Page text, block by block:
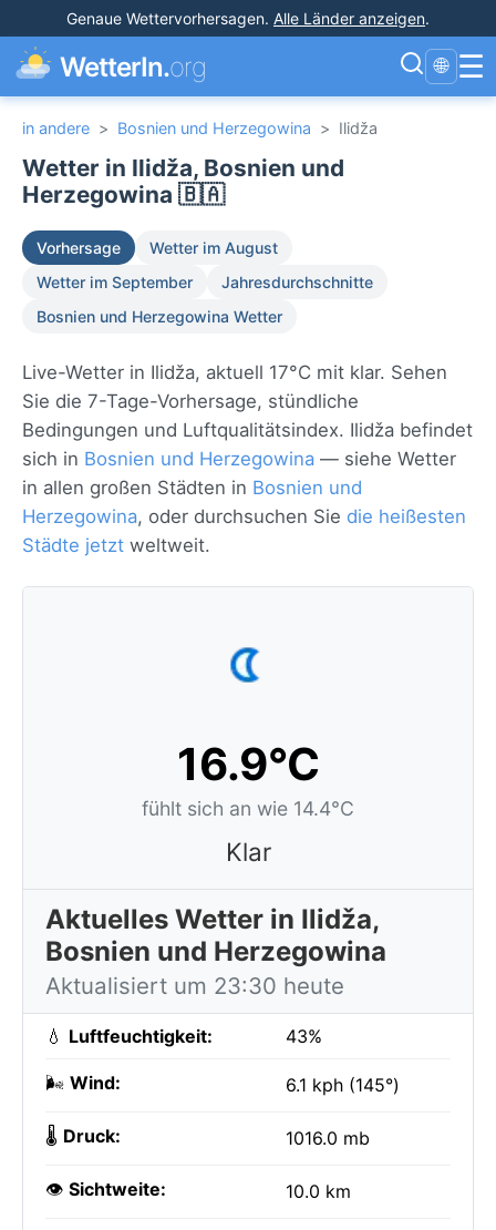
Genaue Wettervorhersagen. Alle Länder anzeigen.
WetterIn.org 🌐 ☰
in andere > Bosnien und Herzegowina > Ilidža
Wetter in Ilidža, Bosnien und
Herzegowina 🇧🇦
Vorhersage
Wetter im August
Wetter im September
Jahresdurchschnitte
Bosnien und Herzegowina Wetter
Live-Wetter in Ilidža, aktuell 17°C mit klar. Sehen
Sie die 7-Tage-Vorhersage, stündliche
Bedingungen und Luftqualitätsindex. Ilidža befindet
sich in Bosnien und Herzegowina — siehe Wetter
in allen großen Städten in Bosnien und
Herzegowina, oder durchsuchen Sie die heißesten
Städte jetzt weltweit.
16.9°C
fühlt sich an wie 14.4°C
Klar
Aktuelles Wetter in Ilidža,
Bosnien und Herzegowina
Aktualisiert um 23:30 heute
💧 Luftfeuchtigkeit: 43%
🌬️ Wind: 6.1 kph (145°)
🌡️ Druck: 1016.0 mb
👁️ Sichtweite: 10.0 km